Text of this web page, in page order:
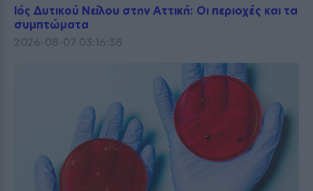
Ιός Δυτικού Νείλου στην Αττική: Οι περιοχές και τα
συμπτώματα
2026-08-07 03:16:38